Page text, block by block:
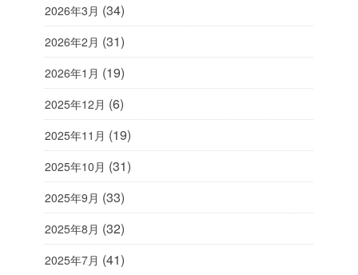
2026年3月 (34)
2026年2月 (31)
2026年1月 (19)
2025年12月 (6)
2025年11月 (19)
2025年10月 (31)
2025年9月 (33)
2025年8月 (32)
2025年7月 (41)